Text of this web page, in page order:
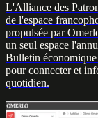
L'Alliance des
de l'espace
propulsée par
un seul espace
Bulletin économique
pour connecter et
quotidien.